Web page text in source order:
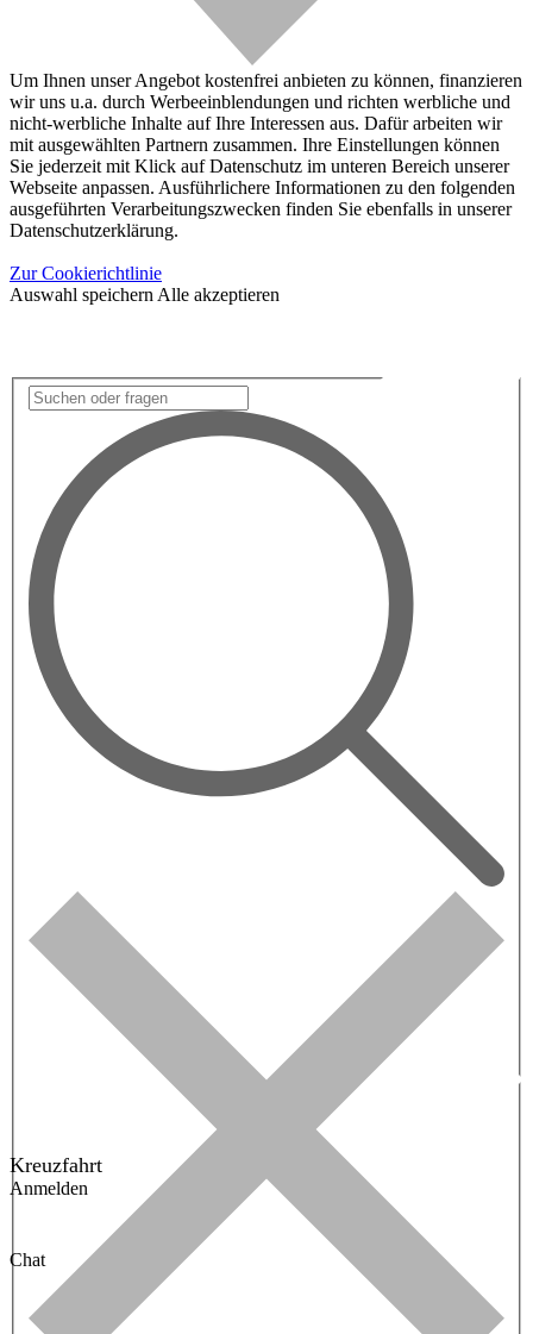
Um Ihnen unser Angebot kostenfrei anbieten zu können, finanzieren
wir uns u.a. durch Werbeeinblendungen und richten werbliche und
nicht-werbliche Inhalte auf Ihre Interessen aus. Dafür arbeiten wir
mit ausgewählten Partnern zusammen. Ihre Einstellungen können
Sie jederzeit mit Klick auf Datenschutz im unteren Bereich unserer
Webseite anpassen. Ausführlichere Informationen zu den folgenden
ausgeführten Verarbeitungszwecken finden Sie ebenfalls in unserer
Datenschutzerklärung.
Zur Cookierichtlinie
Auswahl speichern Alle akzeptieren
Kreuzfahrt
Anmelden
Chat